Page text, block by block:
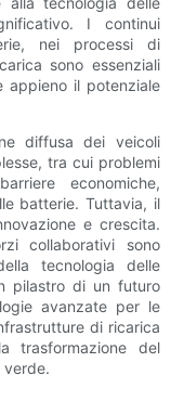
I continui
nei processi di
sono essenziali
appieno il potenziale
diffusa dei veicoli
tra cui problemi
economiche,
batterie. Tuttavia, il
e crescita.
collaborativi sono
tecnologia delle
pilastro di un futuro
avanzate per le
di ricarica
trasformazione del
verde.